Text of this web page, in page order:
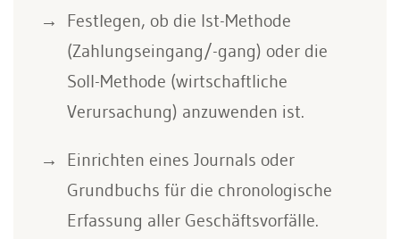
Festlegen, ob die Ist-Methode
(Zahlungseingang/-gang) oder die
Soll-Methode (wirtschaftliche
Verursachung) anzuwenden ist.
Einrichten eines Journals oder
Grundbuchs für die chronologische
Erfassung aller Geschäftsvorfälle.